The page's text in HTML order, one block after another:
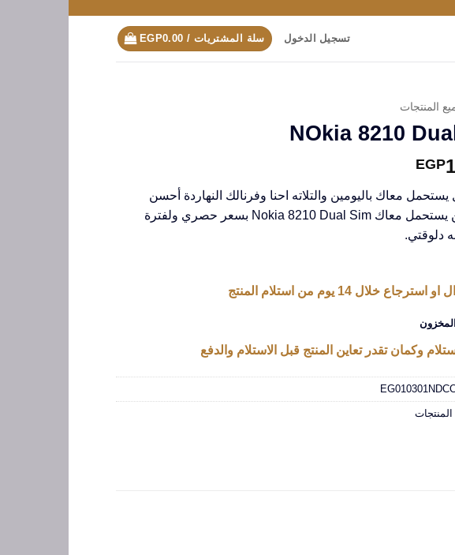
تسجيل الدخول سلة المشتريات / EGP0.00
المنتجات
EGP
يستحمل معاك باليومين والتلاته احنا وفرنالك النهاردة أحسن
موبايل ممكن يستحمل معاك Nokia 8210 Dual Sim بسعر حصري ولفترة
دلوقتي.
خلال 14 يوم من استلام المنتج
وكمان تقدر تعاين المنتج قبل الاستلام والدفع